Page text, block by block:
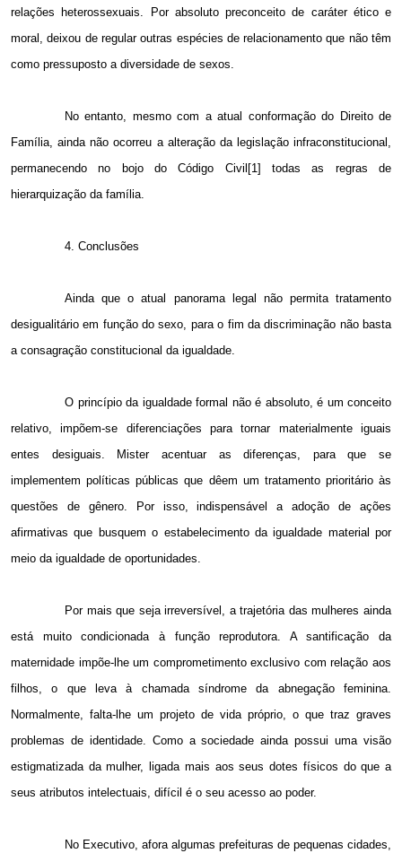
relações heterossexuais. Por absoluto preconceito de caráter ético e
moral, deixou de regular outras espécies de relacionamento que não têm
como pressuposto a diversidade de sexos.
No entanto, mesmo com a atual conformação do Direito de
Família, ainda não ocorreu a alteração da legislação infraconstitucional,
permanecendo no bojo do Código Civil[1] todas as regras de
hierarquização da família.
4. Conclusões
Ainda que o atual panorama legal não permita tratamento
desigualitário em função do sexo, para o fim da discriminação não basta
a consagração constitucional da igualdade.
O princípio da igualdade formal não é absoluto, é um conceito
relativo, impõem-se diferenciações para tornar materialmente iguais
entes desiguais. Mister acentuar as diferenças, para que se
implementem políticas públicas que dêem um tratamento prioritário às
questões de gênero. Por isso, indispensável a adoção de ações
afirmativas que busquem o estabelecimento da igualdade material por
meio da igualdade de oportunidades.
Por mais que seja irreversível, a trajetória das mulheres ainda
está muito condicionada à função reprodutora. A santificação da
maternidade impõe-lhe um comprometimento exclusivo com relação aos
filhos, o que leva à chamada síndrome da abnegação feminina.
Normalmente, falta-lhe um projeto de vida próprio, o que traz graves
problemas de identidade. Como a sociedade ainda possui uma visão
estigmatizada da mulher, ligada mais aos seus dotes físicos do que a
seus atributos intelectuais, difícil é o seu acesso ao poder.
No Executivo, afora algumas prefeituras de pequenas cidades,